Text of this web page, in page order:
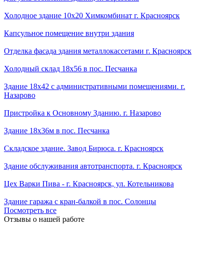
Холодное здание 10х20 Химкомбинат г. Красноярск
Капсульное помещение внутри здания
Отделка фасада здания металлокассетами г. Красноярск
Холодный склад 18х56 в пос. Песчанка
Здание 18х42 с административными помещениями. г.
Назарово
Пристройка к Основному Зданию. г. Назарово
Здание 18х36м в пос. Песчанка
Складское здание. Завод Бирюса. г. Красноярск
Здание обслуживания автотранспорта. г. Красноярск
Цех Варки Пива - г. Красноярск, ул. Котельникова
Здание гаража с кран-балкой в пос. Солонцы
Посмотреть все
Отзывы о нашей работе